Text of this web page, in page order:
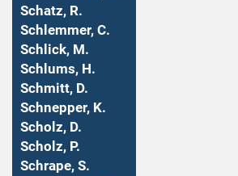
Schatz, R.
Schlemmer, C.
Schlick, M.
Schlums, H.
Schmitt, D.
Schnepper, K.
Scholz, D.
Scholz, P.
Schrape, S.